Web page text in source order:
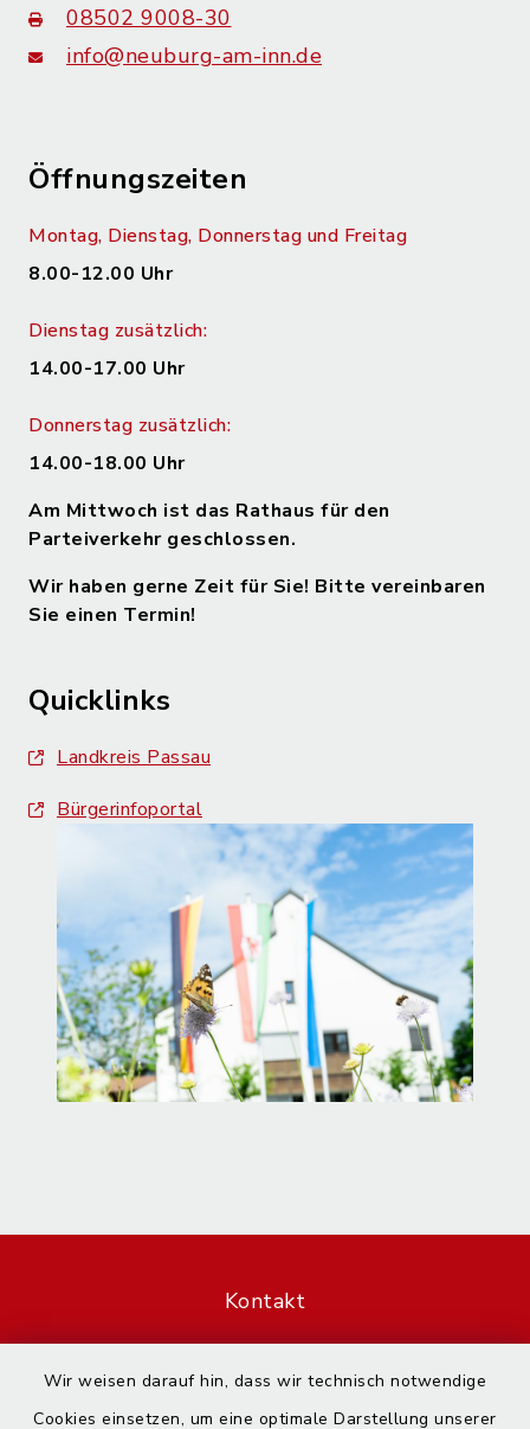
Wir weisen darauf hin, dass wir technisch notwendige
Cookies einsetzen, um eine optimale Darstellung unserer
08502 9008-30
info@neuburg-am-inn.de
Öffnungszeiten
Montag, Dienstag, Donnerstag und Freitag
8.00-12.00 Uhr
Dienstag zusätzlich:
14.00-17.00 Uhr
Donnerstag zusätzlich:
14.00-18.00 Uhr
Am Mittwoch ist das Rathaus für den
Parteiverkehr geschlossen.
Wir haben gerne Zeit für Sie! Bitte vereinbaren
Sie einen Termin!
Quicklinks
Landkreis Passau
Bürgerinfoportal
Kontakt